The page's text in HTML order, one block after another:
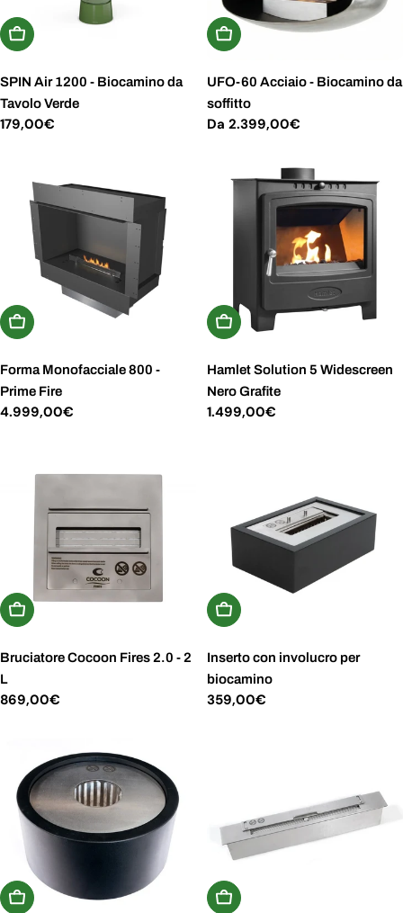
Aggiungi Al Carrello
SPIN Air 1200 - Biocamino da
Tavolo Verde
Prezzo
179,00€
Scegli Le Opzioni
UFO-60 Acciaio - Biocamino da
soffitto
Prezzo
Da 2.399,00€
Aggiungi Al Carrello
Forma Monofacciale 800 -
Prime Fire
Prezzo
4.999,00€
Aggiungi Al Carrello
Hamlet Solution 5 Widescreen
Nero Grafite
Prezzo
1.499,00€
Aggiungi Al Carrello
Bruciatore Cocoon Fires 2.0 - 2
L
Prezzo
869,00€
Aggiungi Al Carrello
Inserto con involucro per
biocamino
Prezzo
359,00€
Aggiungi Al Carrello Aggiungi Al Carrello